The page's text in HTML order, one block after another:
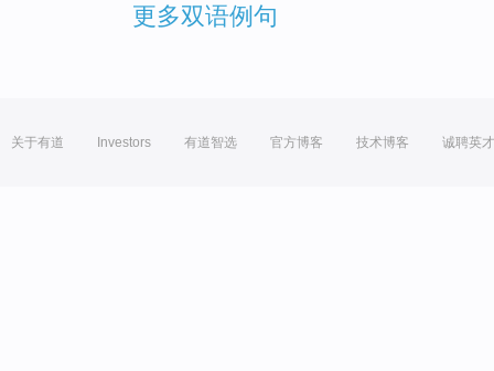
更多双语例句
关于有道 Investors 有道智选 官方博客 技术博客 诚聘英才